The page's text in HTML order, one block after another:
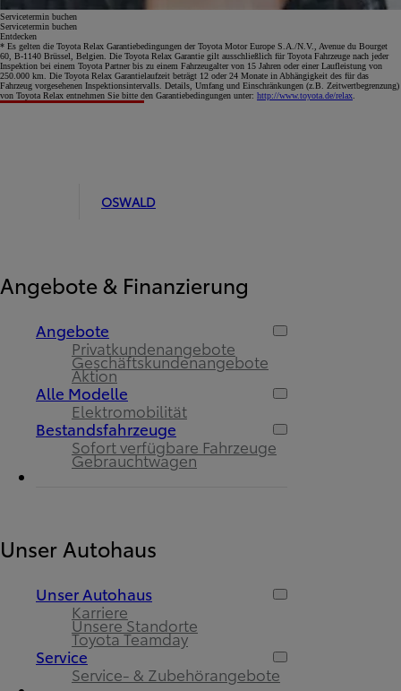
Servicetermin buchen
Servicetermin buchen
Entdecken
* Es gelten die Toyota Relax Garantiebedingungen der Toyota Motor Europe S.A./N.V., Avenue du Bourget
60, B-1140 Brüssel, Belgien. Die Toyota Relax Garantie gilt ausschließlich für Toyota Fahrzeuge nach jeder
Inspektion bei einem Toyota Partner bis zu einem Fahrzeugalter von 15 Jahren oder einer Laufleistung von
250.000 km. Die Toyota Relax Garantielaufzeit beträgt 12 oder 24 Monate in Abhängigkeit des für das
Fahrzeug vorgesehenen Inspektionsintervalls. Details, Umfang und Einschränkungen (z.B. Zeitwertbegrenzung)
von Toyota Relax entnehmen Sie bitte den Garantiebedingungen unter: http://www.toyota.de/relax.
OSWALD
Angebote & Finanzierung
Angebote
Privatkundenangebote
Geschäftskundenangebote
Aktion
Alle Modelle
Elektromobilität
Bestandsfahrzeuge
Sofort verfügbare Fahrzeuge
Gebrauchtwagen
Unser Autohaus
Unser Autohaus
Karriere
Unsere Standorte
Toyota Teamday
Service
Service- & Zubehörangebote